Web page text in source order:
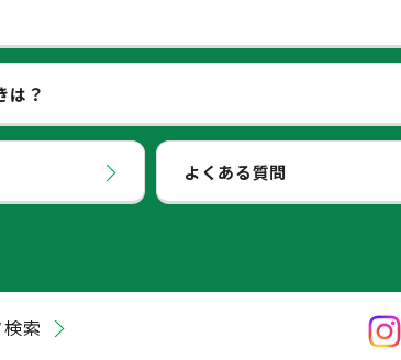
は？
よくある質問
索